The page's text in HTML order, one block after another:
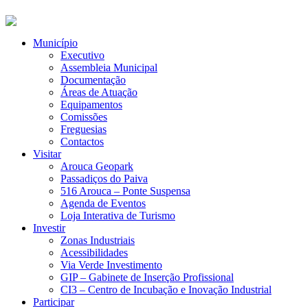
Município
Executivo
Assembleia Municipal
Documentação
Áreas de Atuação
Equipamentos
Comissões
Freguesias
Contactos
Visitar
Arouca Geopark
Passadiços do Paiva
516 Arouca – Ponte Suspensa
Agenda de Eventos
Loja Interativa de Turismo
Investir
Zonas Industriais
Acessibilidades
Via Verde Investimento
GIP – Gabinete de Inserção Profissional
CI3 – Centro de Incubação e Inovação Industrial
Participar